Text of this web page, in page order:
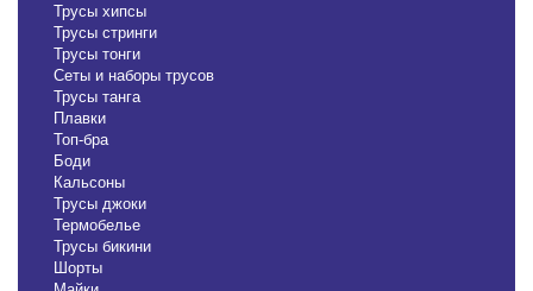
Трусы хипсы
Трусы стринги
Трусы тонги
Сеты и наборы трусов
Трусы танга
Плавки
Топ-бра
Боди
Кальсоны
Трусы джоки
Термобелье
Трусы бикини
Шорты